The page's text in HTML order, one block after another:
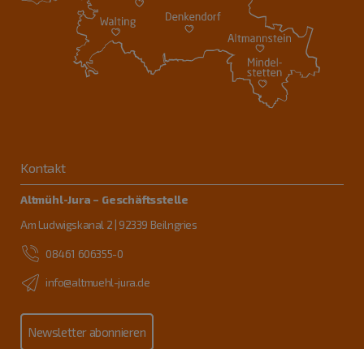
Kontakt
Altmühl-Jura – Geschäftsstelle
Am Ludwigskanal 2 | 92339 Beilngries
08461 606355-0
info@altmuehl-jura.de
Newsletter abonnieren